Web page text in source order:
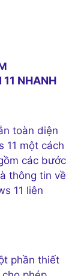
NHANH
toàn diện
11 một cách
các bước
thông tin về
11 liên
phần thiết